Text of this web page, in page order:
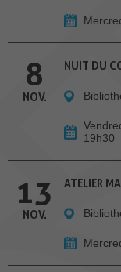
8
NOV.
NUIT DU
19h30
13
NOV.
ATELIER